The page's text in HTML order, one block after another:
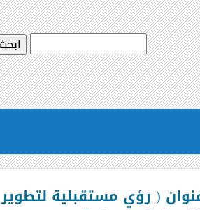
عنوان ( رؤي مستقبلية لتطوير